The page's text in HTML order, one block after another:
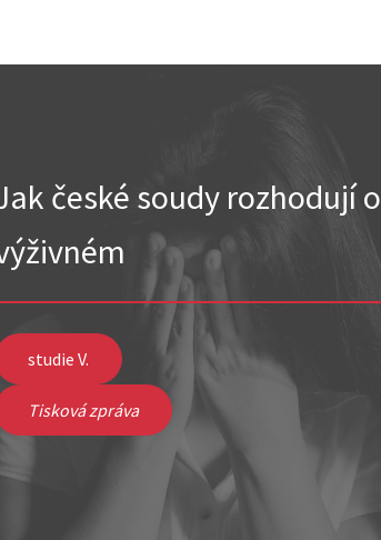
české soudy rozhodují o
studie V.
Tisková zpráva